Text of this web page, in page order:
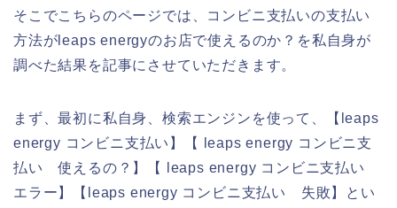
そこでこちらのページでは、コンビニ支払いの支払い
方法がleaps energyのお店で使えるのか？を私自身が
調べた結果を記事にさせていただきます。
まず、最初に私自身、検索エンジンを使って、【leaps
energy コンビニ支払い】【 leaps energy コンビニ支
払い 使えるの？】【 leaps energy コンビニ支払い
エラー】【leaps energy コンビニ支払い 失敗】とい